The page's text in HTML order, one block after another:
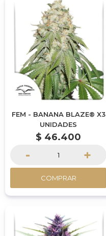
FEM - BANANA BLAZE® X3
UNIDADES
$ 46.400
- +
COMPRAR